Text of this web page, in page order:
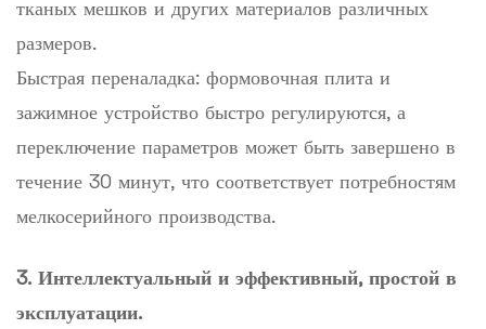
тканых мешков и других материалов различных
размеров.
Быстрая переналадка: формовочная плита и
зажимное устройство быстро регулируются, а
переключение параметров может быть завершено в
течение 30 минут, что соответствует потребностям
мелкосерийного производства.
3. Интеллектуальный и эффективный, простой в
эксплуатации.